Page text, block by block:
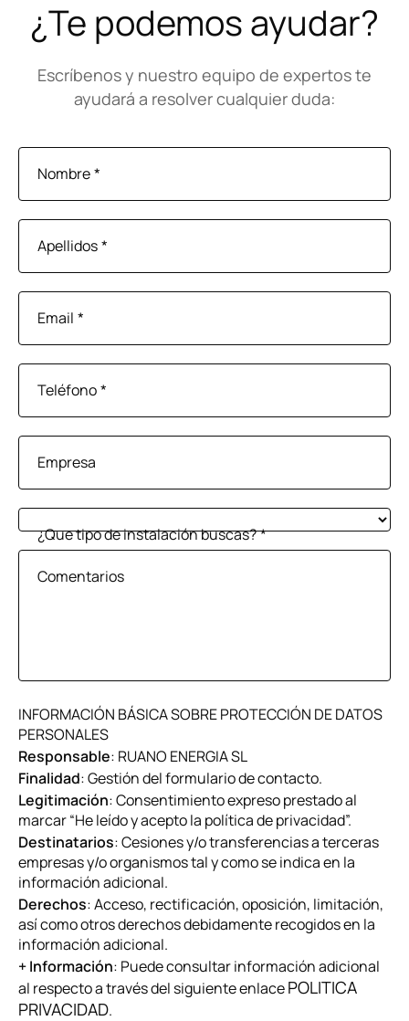
¿Te podemos ayudar?
Escríbenos y nuestro equipo de expertos te
ayudará a resolver cualquier duda:
Nombre*
Apellidos*
Email *
Teléfono*
Empresa
¿Que tipo de instalación buscas?*
Comentarios
INFORMACIÓN BÁSICA SOBRE PROTECCIÓN DE DATOS
PERSONALES
Responsable: RUANO ENERGIA SL
Finalidad: Gestión del formulario de contacto.
Legitimación: Consentimiento expreso prestado al
marcar “He leído y acepto la política de privacidad”.
Destinatarios: Cesiones y/o transferencias a terceras
empresas y/o organismos tal y como se indica en la
información adicional.
Derechos: Acceso, rectificación, oposición, limitación,
así como otros derechos debidamente recogidos en la
información adicional.
+ Información: Puede consultar información adicional
al respecto a través del siguiente enlacePOLITICA
PRIVACIDAD.